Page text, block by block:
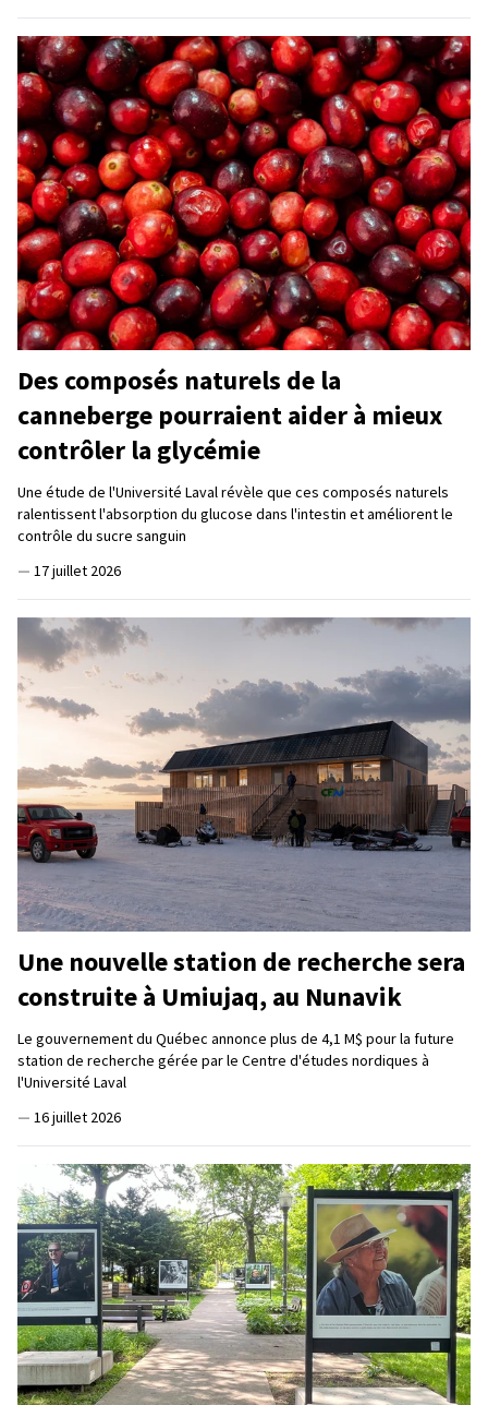
Des composés naturels de la
canneberge pourraient aider à mieux
contrôler la glycémie
Une étude de l'Université Laval révèle que ces composés naturels
ralentissent l'absorption du glucose dans l'intestin et améliorent le
contrôle du sucre sanguin
— 17 juillet 2026
Une nouvelle station de recherche sera
construite à Umiujaq, au Nunavik
Le gouvernement du Québec annonce plus de 4,1 M$ pour la future
station de recherche gérée par le Centre d'études nordiques à
l'Université Laval
— 16 juillet 2026